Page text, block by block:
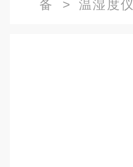
备 > 温湿度仪